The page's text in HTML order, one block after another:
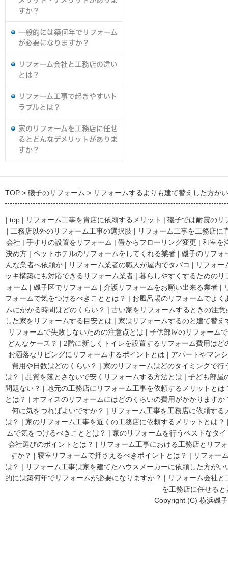
すか？
一般的には築何年でリフォーム
が必要になりますか？
リフォーム会社と工務店の違い
とは？
リフォーム工事で起きやすいト
ラブルとは？
家のリフォームを工務店に任せ
るとどんなデメリットがありま
すか？
TOP 磯子のリフォーム リフォームするよりも建て替えした方が
| top | リフォーム工事を貴店に依頼するメリット | 磯子では耐震のリ
| 工務店以外のリフォーム工事の選択肢 | リフォーム工事を工務店に
会社 | 手すりの設置をリフォーム | 畳からフローリング変更 | 和室を
決め方 | ペットホテルのリフォームをしてくれる業者 | 磯子のリフォ
んな業者へ依頼か | リフォーム業者の職人が屋内でタバコ | リフォー
ッキ構築にも対応できるリフォーム業者 | 暮らしやすくするためのリ
ォーム | 磯子区でリフォーム | 介護リフォームをお願い出来る業者 |
フォームで気をつけるべきこととは？ | お風呂場のリフォームでよく
ムにかかる時間はどのくらい？ | 古い家をリフォームするときの注意
した家をリフォームする目安とは | 家はリフォームするのと建て替
リフォームで失敗しないための注意点とは | 子供部屋のリフォーム
どんなケース？ | 2階に新しくトイレを設置するリフォーム費用はど
お洒落なリビングにリフォームするポイントとは | アパートやマン
費用や日数はどのくらい？ | 家のリフォームはどのタイミングで行
は？ | 品質を落とさないで安くリフォームする方法とは | 子ども部屋
問題ない？ | 地元の工務店にリフォーム工事を依頼するメリットとは
とは？ | オフィスのリフォームにはどのくらいの費用がかかりますか
何に気をつればよいですか？ | リフォーム工事を工務店に依頼す
は？ | 家のリフォーム工事を近くの工務店に依頼するメリットとは？
ムで気をつけるべきこととは？ | 家のリフォームを行うベストなタ
会社選びのポイントとは？ | リフォーム工事における工務店とリフ
すか？ | 寝室リフォームで押さえるべきポイントとは？ | リフォー
は？ | リフォーム工事は家を建てたハウスメーカーに依頼した方がい
的には築何年でリフォームが必要になりますか？ | リフォーム会社
を工務店に任せる
Copyright (C) 横浜磯